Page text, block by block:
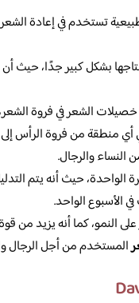
تستخدم في إعادة
بشكل كبير جدًا، حيث أن
الشعر في فروة
أي منطقة من فروة الرأس
النساء والرجال.
الواحدة، حيث أنه يتم
الأسبوع الواحد.
النمو، كما أنه يزيد من
المستخدم من أجل الرجال